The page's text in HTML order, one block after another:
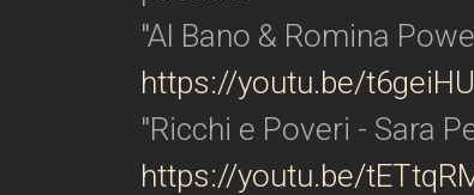
"Al Bano & Romina
https://youtu.be/
"Ricchi e Poveri - Sara
https://youtu.be/